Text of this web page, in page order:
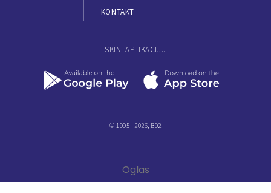
KONTAKT
SKINI APLIKACIJU
© 1995 - 2026, B92